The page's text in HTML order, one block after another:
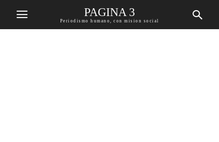
PAGINA 3
Periodismo humano, con mision social